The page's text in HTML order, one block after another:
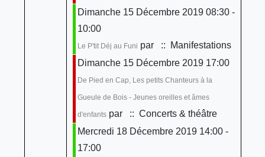
Dimanche 15 Décembre 2019 08:30 -
10:00
Le P'tit Déj au Funi par
:: Manifestations
Dimanche 15 Décembre 2019 17:00
De Pied en Cap, Les petits Chanteurs à la
Gueule de Bois - Jeunes oreilles et âmes
d'enfantspar
:: Concerts & théâtre
Mercredi 18 Décembre 2019 14:00 -
17:00